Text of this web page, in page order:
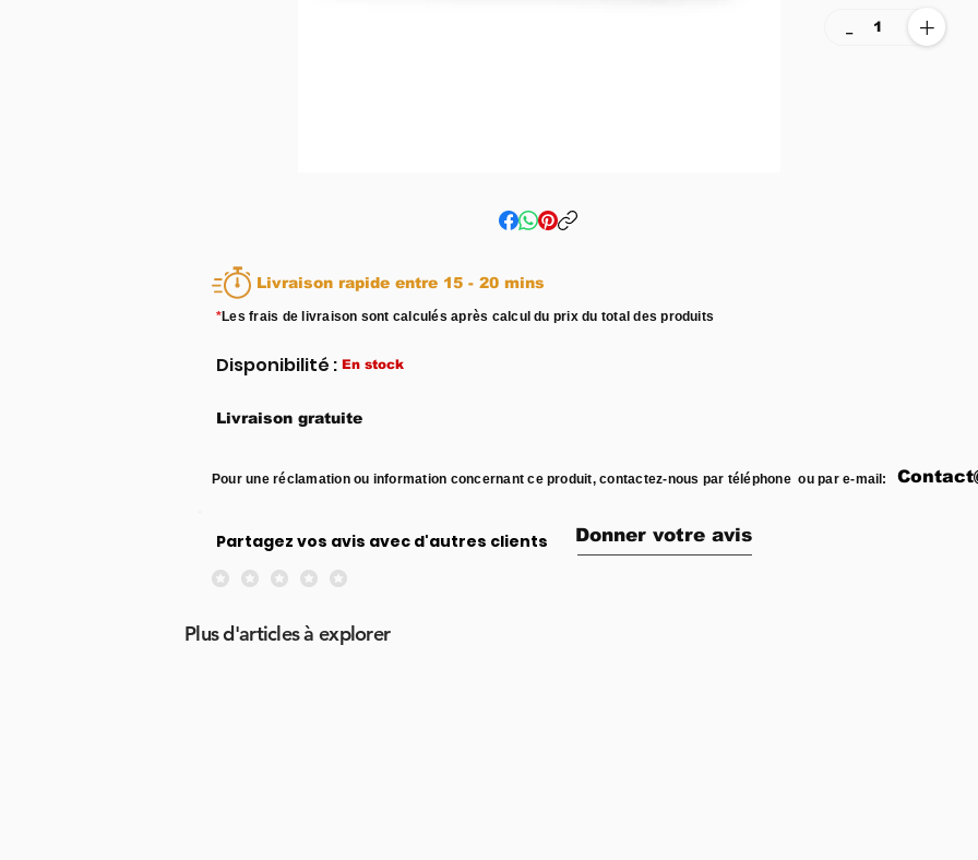
+
-
Livraison rapide entre 15 - 20 mins
*Les frais de livraison sont calculés après calcul du prix du total des produits
Disponibilité : En stock
Livraison gratuite
Pour une réclamation ou information concernant ce produit, contactez-nous par téléphone ou par e-mail:
Partagez vos avis avec d'autres clients Donner votre avis
Aucune note pour le moment
Plus d'articles à explorer